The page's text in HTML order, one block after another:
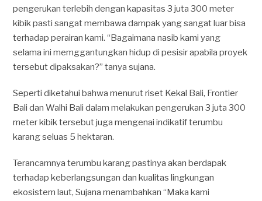
pengerukan terlebih dengan kapasitas 3 juta 300 meter
kibik pasti sangat membawa dampak yang sangat luar bisa
terhadap perairan kami. “Bagaimana nasib kami yang
selama ini memggantungkan hidup di pesisir apabila proyek
tersebut dipaksakan?” tanya sujana.
Seperti diketahui bahwa menurut riset Kekal Bali, Frontier
Bali dan Walhi Bali dalam melakukan pengerukan 3 juta 300
meter kibik tersebut juga mengenai indikatif terumbu
karang seluas 5 hektaran.
Terancamnya terumbu karang pastinya akan berdapak
terhadap keberlangsungan dan kualitas lingkungan
ekosistem laut, Sujana menambahkan “Maka kami